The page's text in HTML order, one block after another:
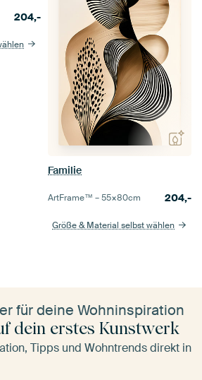
204,-
Familie
ArtFrame™ –55×80cm 204,-
Größe & Material selbst wählen
für deine Wohninspiration
dein erstes Kunstwerk
Tipps und Wohntrends direkt in